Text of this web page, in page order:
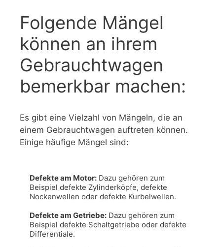
Folgende Mängel
können an ihrem
Gebrauchtwagen
bemerkbar machen:
Es gibt eine Vielzahl von Mängeln, die an
einem Gebrauchtwagen auftreten können.
Einige häufige Mängel sind:
Defekte am Motor: Dazu gehören zum
Beispiel defekte Zylinderköpfe, defekte
Nockenwellen oder defekte Kurbelwellen.
Defekte am Getriebe: Dazu gehören zum
Beispiel defekte Schaltgetriebe oder defekte
Differentiale.